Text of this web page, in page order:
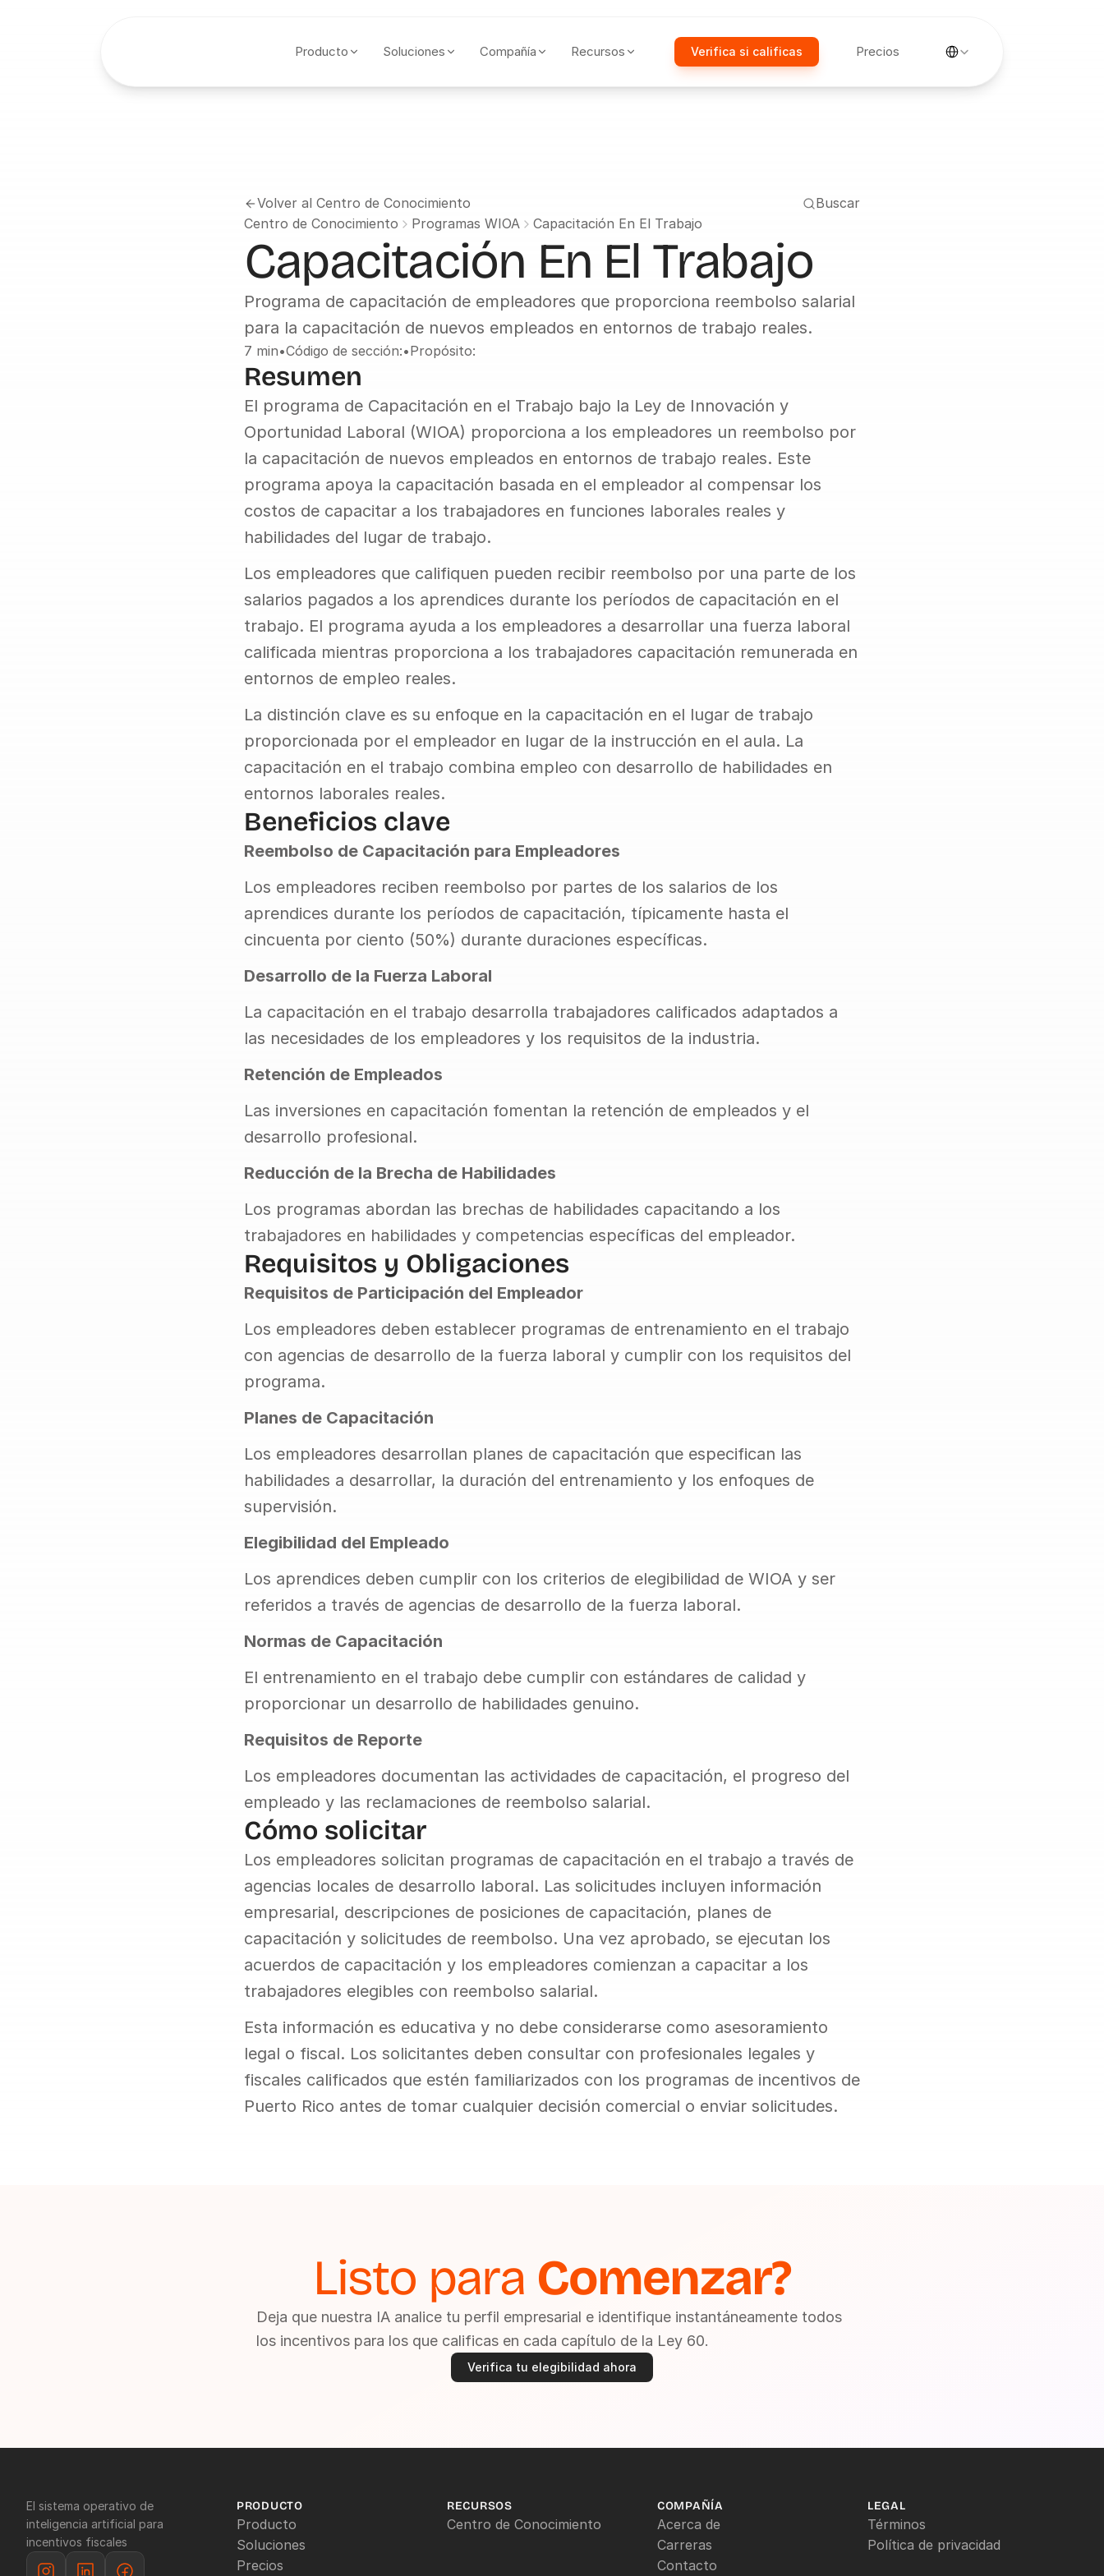
Producto Soluciones Compañía Recursos Verifica si calificas Precios
Volver al Centro de Conocimiento
Buscar
Centro de Conocimiento
Programas WIOA Capacitación En El Trabajo
Capacitación En El Trabajo
Programa de capacitación de empleadores que proporciona reembolso salarial
para la capacitación de nuevos empleados en entornos de trabajo reales.
7 min•Código de sección:•Propósito:
Resumen
El programa de Capacitación en el Trabajo bajo la Ley de Innovación y
Oportunidad Laboral (WIOA) proporciona a los empleadores un reembolso por
la capacitación de nuevos empleados en entornos de trabajo reales. Este
programa apoya la capacitación basada en el empleador al compensar los
costos de capacitar a los trabajadores en funciones laborales reales y
habilidades del lugar de trabajo.
Los empleadores que califiquen pueden recibir reembolso por una parte de los
salarios pagados a los aprendices durante los períodos de capacitación en el
trabajo. El programa ayuda a los empleadores a desarrollar una fuerza laboral
calificada mientras proporciona a los trabajadores capacitación remunerada en
entornos de empleo reales.
La distinción clave es su enfoque en la capacitación en el lugar de trabajo
proporcionada por el empleador en lugar de la instrucción en el aula. La
capacitación en el trabajo combina empleo con desarrollo de habilidades en
entornos laborales reales.
Beneficios clave
Reembolso de Capacitación para Empleadores
Los empleadores reciben reembolso por partes de los salarios de los
aprendices durante los períodos de capacitación, típicamente hasta el
cincuenta por ciento (50%) durante duraciones específicas.
Desarrollo de la Fuerza Laboral
La capacitación en el trabajo desarrolla trabajadores calificados adaptados a
las necesidades de los empleadores y los requisitos de la industria.
Retención de Empleados
Las inversiones en capacitación fomentan la retención de empleados y el
desarrollo profesional.
Reducción de la Brecha de Habilidades
Los programas abordan las brechas de habilidades capacitando a los
trabajadores en habilidades y competencias específicas del empleador.
Requisitos y Obligaciones
Requisitos de Participación del Empleador
Los empleadores deben establecer programas de entrenamiento en el trabajo
con agencias de desarrollo de la fuerza laboral y cumplir con los requisitos del
programa.
Planes de Capacitación
Los empleadores desarrollan planes de capacitación que especifican las
habilidades a desarrollar, la duración del entrenamiento y los enfoques de
supervisión.
Elegibilidad del Empleado
Los aprendices deben cumplir con los criterios de elegibilidad de WIOA y ser
referidos a través de agencias de desarrollo de la fuerza laboral.
Normas de Capacitación
El entrenamiento en el trabajo debe cumplir con estándares de calidad y
proporcionar un desarrollo de habilidades genuino.
Requisitos de Reporte
Los empleadores documentan las actividades de capacitación, el progreso del
empleado y las reclamaciones de reembolso salarial.
Cómo solicitar
Los empleadores solicitan programas de capacitación en el trabajo a través de
agencias locales de desarrollo laboral. Las solicitudes incluyen información
empresarial, descripciones de posiciones de capacitación, planes de
capacitación y solicitudes de reembolso. Una vez aprobado, se ejecutan los
acuerdos de capacitación y los empleadores comienzan a capacitar a los
trabajadores elegibles con reembolso salarial.
Esta información es educativa y no debe considerarse como asesoramiento
legal o fiscal. Los solicitantes deben consultar con profesionales legales y
fiscales calificados que estén familiarizados con los programas de incentivos de
Puerto Rico antes de tomar cualquier decisión comercial o enviar solicitudes.
Listo para Comenzar?
Deja que nuestra IA analice tu perfil empresarial e identifique instantáneamente todos
los incentivos para los que calificas en cada capítulo de la Ley 60.
Verifica tu elegibilidad ahora
El sistema operativo de
inteligencia artificial para
incentivos fiscales
PRODUCTO
Producto
Soluciones
Precios
RECURSOS
Centro de Conocimiento
COMPAÑÍA
Acerca de
Carreras
Contacto
LEGAL
Términos
Política de privacidad